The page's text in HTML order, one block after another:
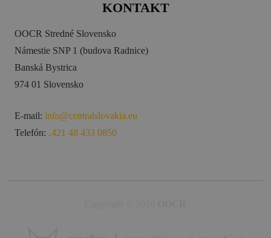
KONTAKT
OOCR Stredné Slovensko
Námestie SNP 1 (budova Radnice)
Banská Bystrica
974 01 Slovensko
E-mail: info@centralslovakia.eu
Telefón: ₊421 48 433 0850